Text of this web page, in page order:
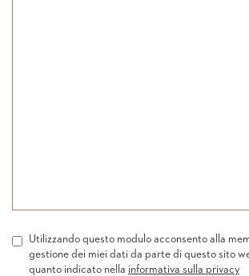
Utilizzando questo modulo acconsento alla
gestione dei miei dati da parte di questo sito
quanto indicato nella informativa sulla privacy